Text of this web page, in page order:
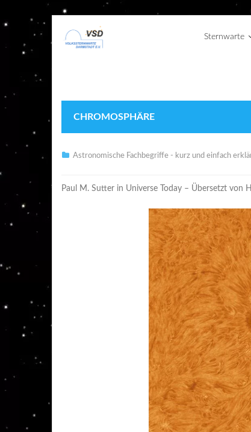
Sternwarte
CHROMOSPHÄRE
Astronomische Fachbegriffe - kurz und einfach
Paul M. Sutter in Universe Today – Übersetzt von